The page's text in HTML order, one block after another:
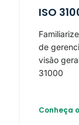
ISO
de
visão
31000
Conheça